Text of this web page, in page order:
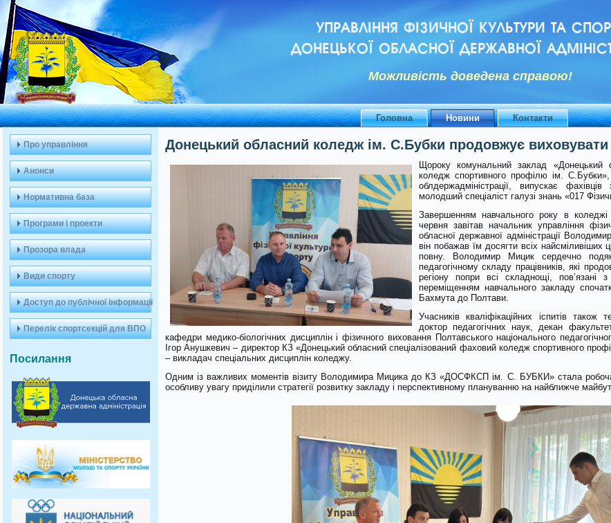
УПРАВЛІННЯ ФІЗИЧНОЇ КУЛЬТУРИ ТА
ДОНЕЦЬКОЇ ОБЛАСНОЇ ДЕРЖАВНОЇ
Можливiсть доведена справою!
Головна Новини Контакти
Про управління
Анонси
Нормативна база
Програми і проекти
Прозора влада
Види спорту
Доступ до публічної інформації
Перелік спортсекцій для ВПО
Посилання
Донецький обласний коледж ім. С.Бубки продовжує виховувати
Щороку комунальний заклад «Донецький
коледж спортивного профілю ім. С.Бубки»,
облдержадміністрації, випускає фахівців
молодший спеціаліст галузі знань «017
Завершенням навчального року в коледжі
червня завітав начальник управління
обласної державної адміністрації
він побажав їм досягти всіх найсміливіших
повну. Володимир Мицик сердечно
педагогічному складу працівників, які
регіону попри всі складнощі, пов’язані
переміщенням навчального закладу
Бахмута до Полтави.
Учасників кваліфікаційних іспитів
доктор педагогічних наук, декан
кафедри медико-біологічних дисциплін і фізичного виховання Полтавського національного
Ігор Анушкевич – директор КЗ «Донецький обласний спеціалізований фаховий коледж спортивного
– викладач спеціальних дисциплін коледжу.
Одним із важливих моментів візиту Володимира Мицика до КЗ «ДОСФКСП ім. С. БУБКИ» стала
особливу увагу приділили стратегії розвитку закладу і перспективному плануванню на найближче